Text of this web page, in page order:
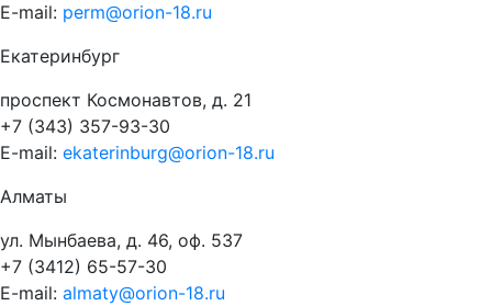
E-mail: perm@orion-18.ru
Екатеринбург
проспект Космонавтов, д. 21
+7 (343) 357-93-30
E-mail: ekaterinburg@orion-18.ru
Алматы
ул. Мынбаева, д. 46, оф. 537
+7 (3412) 65-57-30
E-mail: almaty@orion-18.ru